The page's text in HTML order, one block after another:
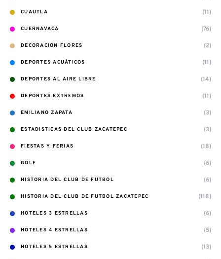
CUAUTLA (11)
CUERNAVACA (76)
DECORACION FLORES (2)
DEPORTES ACUÁTICOS (11)
DEPORTES AL AIRE LIBRE (14)
DEPORTES EXTREMOS (11)
EMILIANO ZAPATA (3)
ESTADISTICAS DEL CLUB ZACATEPEC (3)
FIESTAS Y FERIAS (18)
GOLF (6)
HISTORIA DEL CLUB DE FUTBOL (6)
HISTORIA DEL CLUB DE FUTBOL ZACATEPEC (118)
HOTELES 3 ESTRELLAS (6)
HOTELES 4 ESTRELLAS (5)
HOTELES 5 ESTRELLAS (13)